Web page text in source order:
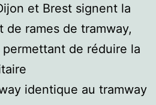
et Brest signent la
de rames de tramway,
de réduire la
identique au tramway